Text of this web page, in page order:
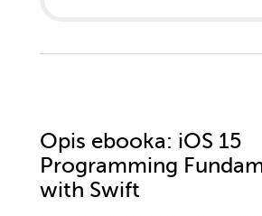
Opis ebooka: iOS 15
Programming
with Swift